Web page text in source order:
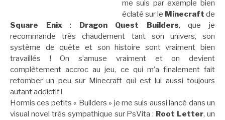
me suis par exemple bien
éclaté sur le Minecraft de
Square Enix: Dragon Quest Builders, que je
recommande très chaudement tant son univers, son
système de quête et son histoire sont vraiment bien
travaillés ! On s’amuse vraiment et on devient
complètement accroc au jeu, ce qui m’a finalement fait
retomber un peu sur Minecraft qui est lui aussi toujours
autant addictif !
Hormis ces petits « Builders » je me suis aussi lancé dans un
visual novel très sympathique sur PsVita : Root Letter, un